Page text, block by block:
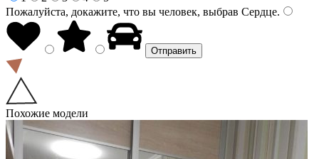
Пожалуйста, докажите, что вы человек, выбрав Сердце.
Похожие модели